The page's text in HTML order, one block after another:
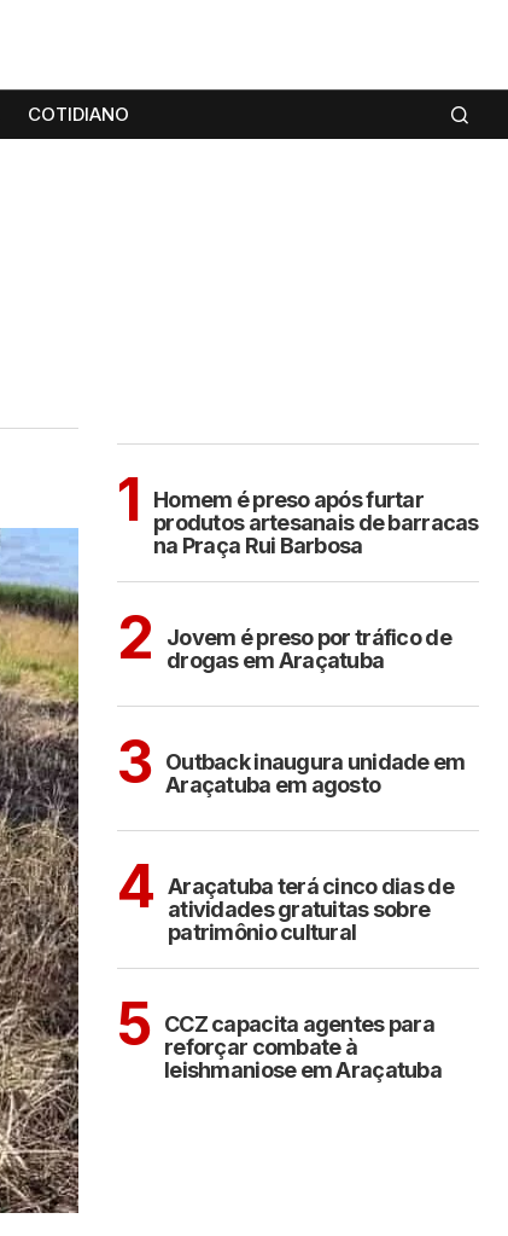
COTIDIANO
1
Homem é preso após furtar
produtos artesanais de barracas
na Praça Rui Barbosa
2
Jovem é preso por tráfico de
drogas em Araçatuba
3 Outback inaugura unidade em
Araçatuba em agosto
4 Araçatuba terá cinco dias de
atividades gratuitas sobre
patrimônio cultural
5 CCZ capacita agentes para
reforçar combate à
leishmaniose em Araçatuba